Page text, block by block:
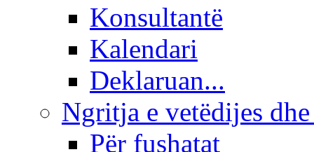
Konsultantë
Kalendari
Deklaruan...
Ngritja e vetëdijes
Për fushatat